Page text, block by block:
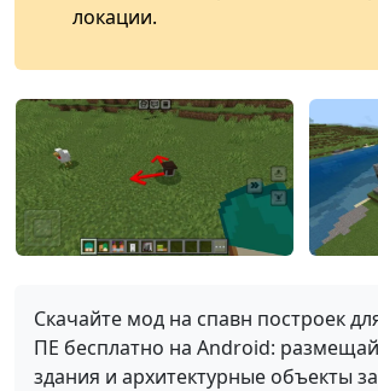
локации.
Скачайте мод на спавн построек
ПЕ бесплатно на Android:
здания и архитектурные объекты